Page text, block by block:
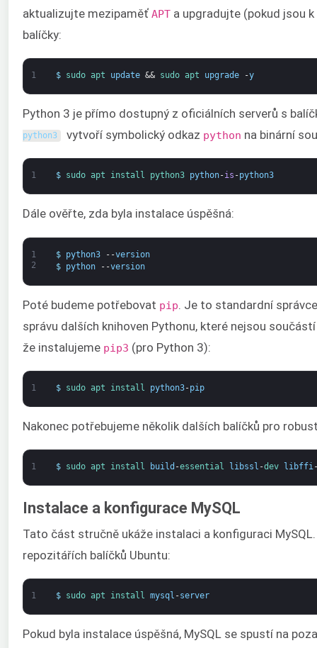
aktualizujte mezipaměť APT a upgradujte (pokud jsou
balíčky:
1 $ sudo apt update && sudo apt upgrade -y
Python 3 je přímo dostupný z oficiálních serverů s
python3 vytvoří symbolický odkaz python na binární
1 $ sudo apt install python3 python-is -python3
Dále ověřte, zda byla instalace úspěšná:
1
2
$ python3 --version
$
python --version
Poté budeme potřebovat pip . Je to standardní
správu dalších knihoven Pythonu, které nejsou
že instalujeme pip3 (pro Python 3):
1 $ sudo apt install python3-pip
Nakonec potřebujeme několik dalších balíčků pro
1 $ sudo apt install build -essential libssl -dev libffi
Instalace a konfigurace MySQL
Tato část stručně ukáže instalaci a konfiguraci
repozitářích balíčků Ubuntu:
1 $ sudo apt install mysql -server
Pokud byla instalace úspěšná, MySQL se spustí na